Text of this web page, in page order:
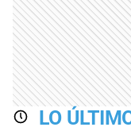
LO